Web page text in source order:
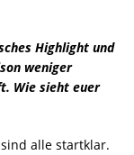
Highlight und
weniger
Wie sieht euer
alle startklar.